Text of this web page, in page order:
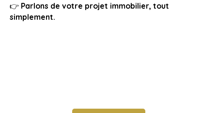
👉 Parlons de votre projet immobilier, tout
simplement.